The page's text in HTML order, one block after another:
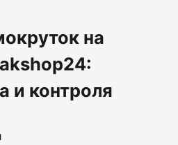
на
и контроля